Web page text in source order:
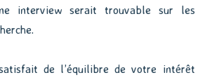
interview serait trouvable sur les
de l’équilibre de votre intérêt